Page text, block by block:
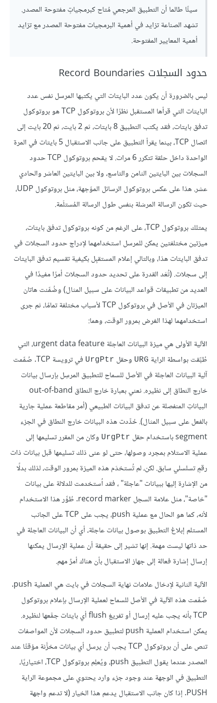
سيئًا طالما أن التطبيق المرجعي مُتاح كبرمجياتٍ مفتوحة المصدر.
تشهد الصناعة تزايد في أهمية البرمجيات مفتوحة المصدر مع تزايد
أهمية المعايير المفتوحة.
حدود السجلات Record Boundaries
ليس بالضرورة أن يكون عدد البايتات التي يكتبها المرسل نفس عدد
البايتات التي قرأها المستقبل نظرًا لأن بروتوكول TCP هو بروتوكول
تدفق بايتات، فقد يكتب التطبيق 8 بايتات، ثم 2 بايت، ثم 20 بايت إلى
اتصال TCP، بينما يقرأ التطبيق على جانب الاستقبال 5 بايتات في المرة
الواحدة داخل حلقة تتكرر 6 مرات. لا يقحم بروتوكول TCP حدود
السجلات بين البايتين الثامن والتاسع، ولا بين البايتين العاشر والحادي
عشر. هذا على عكس بروتوكول الرسائل الموّجهة، مثل بروتوكول UDP،
حيث تكون الرسالة المرسَلة بنفس طول الرسالة المُستلَمة.
يمتلك بروتوكول TCP، على الرغم من كونه بروتوكول تدفق بايتات،
ميزتين مختلفتين يمكن للمرسل استخدامهما لإدراج حدود السجلات في
تدفق البايتات هذا، وبالتالي إعلام المستقبِل بكيفية تقسيم تدفق البايتات
إلى سجلات. (تُعَد القدرة على تحديد حدود السجلات أمرًا مفيدًا في
العديد من تطبيقات قواعد البيانات على سبيل المثال) وضُمِّنت هاتان
الميزتان في الأصل في بروتوكول TCP لأسباب مختلفة تمامًا، ثم جرى
استخدامهما لهذا الغرض بمرور الوقت، وهما:
الآلية الأولى هي ميزة البيانات العاجلة urgent data feature، التي
طُبِّقت بواسطة الراية URG وحقل UrgPtr
في ترويسة TCP. صُمِّمت
آلية البيانات العاجلة في الأصل للسماح للتطبيق المرسِل بإرسال بيانات
خارج النطاق إلى نظيره. نعني بعبارة خارج النطاق out-of-band
البياناتِ المنفصلة عن تدفق البيانات الطبيعي (أمر مقاطعة عملية جارية
بالفعل على سبيل المثال). حُدِّدت هذه البيانات خارج النطاق في الجزء
segment باستخدام حقل
UrgPtr وكان من المقرر تسليمها إلى
عملية الاستلام بمجرد وصولها، حتى لو عنى ذلك تسليمها قبل بيانات ذات
رقمٍ تسلسلي سابق. لكن، لم تُستخدَم هذه الميزة بمرور الوقت، لذلك بدلًا
من الإشارة إليها ببيانات "عاجلة" ، فقد اُستخدمت للدلالة على بيانات
"خاصة"، مثل علامة السجل record marker. طُوِّر هذا الاستخدام
لأنه، كما هو الحال مع عملية push، يجب على TCP على الجانب
المستلم إبلاغ التطبيق بوصول بيانات عاجلة، أي أن البيانات العاجلة في
حد ذاتها ليست مهمة. إنها تشير إلى حقيقة أن عملية الإرسال يمكنها
إرسال إشارة فعالة إلى جهاز الاستقبال بأن هناك أمرٌ مهم.
الآلية الثانية لإدخال علامات نهاية السجلات في بايت هي العملية push.
صُمِّمت هذه الآلية في الأصل للسماح لعملية الإرسال بإعلام بروتوكول
TCP بأنه يجب عليه إرسال أو تفريغ flush أي بايتات جمَّعها لنظيره.
يمكن استخدام العملية push لتطبيق حدود السجلات لأن المواصفات
تنص على أن بروتوكول TCP يجب أن يرسل أي بيانات مخزَّنة مؤقتًا عند
المصدر عندما يقول التطبيق push، ويُعلِم بروتوكول TCP، اختياريًا،
التطبيق في الوجهة عند وجود جزء وارد يحتوي على مجموعة الراية
PUSH. إذا كان جانب الاستقبال يدعم هذا الخيار (لا تدعم واجهة